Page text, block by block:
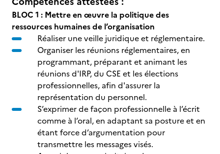
BLOC 1 : Mettre en œuvre la politique des
ressources humaines de l’organisation
Réaliser une veille juridique et réglementaire.
Organiser les réunions réglementaires, en
programmant, préparant et animant les
réunions d'IRP, du CSE et les élections
professionnelles, afin d'assurer la
représentation du personnel.
S’exprimer de façon professionnelle à l’écrit
comme à l’oral, en adaptant sa posture et en
étant force d’argumentation pour
transmettre les messages visés.